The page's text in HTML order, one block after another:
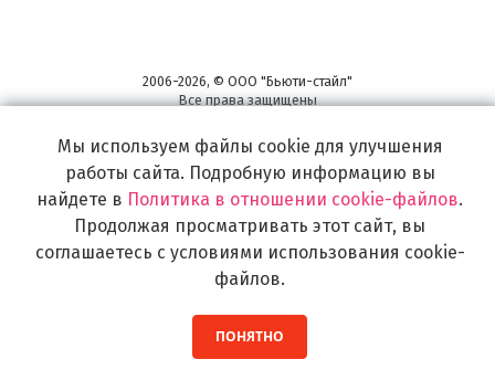
2006-2026, © ООО "Бьюти-стайл"
Все права защищены
Широкий выбор инструментов, аксессуаров и принадлежностей для
воплощения
самых изысканных и необычных идей по созданию Вашего образа и стиля.
Мы используем файлы cookie для улучшения
работы сайта. Подробную информацию вы
найдете в Политика в отношении cookie-файлов.
Продолжая просматривать этот сайт, вы
соглашаетесь с условиями использования cookie-
файлов.
ПОНЯТНО